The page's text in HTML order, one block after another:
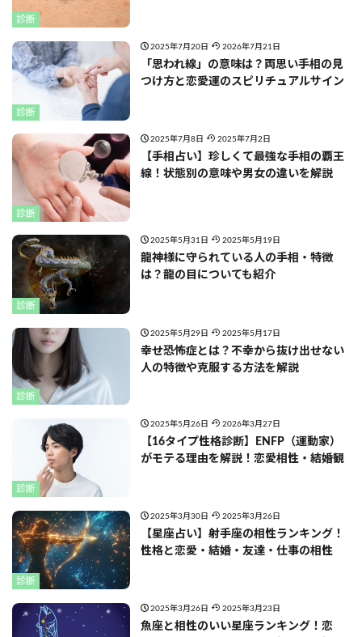
診断
診断
2025年7月20日 2026年7月21日
「思われ線」の意味は？両思い手相の見
つけ方と恋愛運のスピリチュアルサイン
診断
2025年7月8日 2025年7月2日
【手相占い】珍しくて最強な手相の覇王
線！状態別の意味や男女の違いを解説
診断
2025年5月31日 2025年5月19日
龍神様に守られている人の手相・特徴
は？龍の目についても紹介
診断
2025年5月29日 2025年5月17日
幸せ恐怖症とは？不幸から抜け出せない
人の特徴や克服する方法を解説
診断
2025年5月26日 2026年3月27日
【16タイプ性格診断】ENFP（運動家）
がモテる理由を解説！恋愛相性・結婚観
診断
2025年3月30日 2025年3月26日
【星座占い】射手座の相性ランキング！
性格と恋愛・結婚・友達・仕事の相性
2025年3月26日 2025年3月23日
魚座と相性のいい星座ランキング！恋